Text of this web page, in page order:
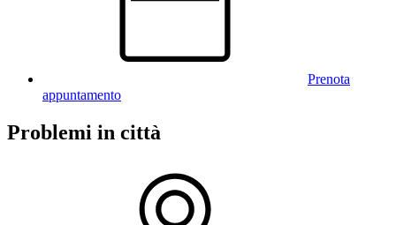
Prenota
appuntamento
Problemi in città